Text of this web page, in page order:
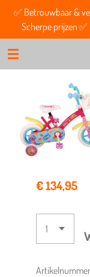
Ga
direct
naar
de
hoofdinhoud
✅ Betrouwbaar &
Scherpe prijzen
€ 134,95